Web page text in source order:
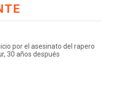
por el asesinato del rapero
30 años después